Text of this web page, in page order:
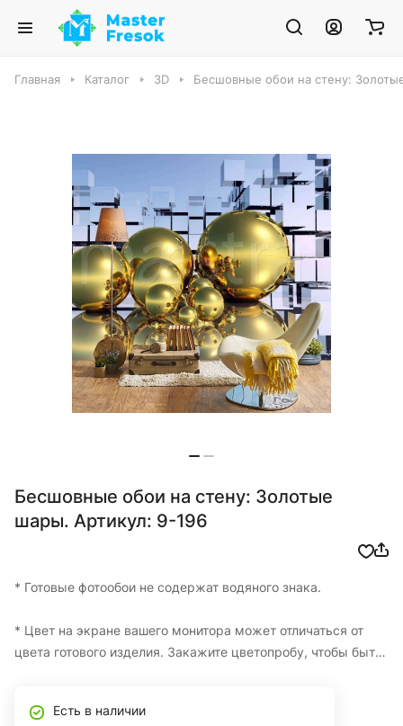
Главная Каталог 3D Бесшовные обои на стену:
Бесшовные обои на стену: Золотые
шары. Артикул: 9-196
* Готовые фотообои не содержат водяного знака.
* Цвет на экране вашего монитора может отличаться от
цвета готового изделия. Закажите цветопробу, чтобы быть
* Изготовление одной цветопробы БЕСПЛАТНО
Есть в наличии